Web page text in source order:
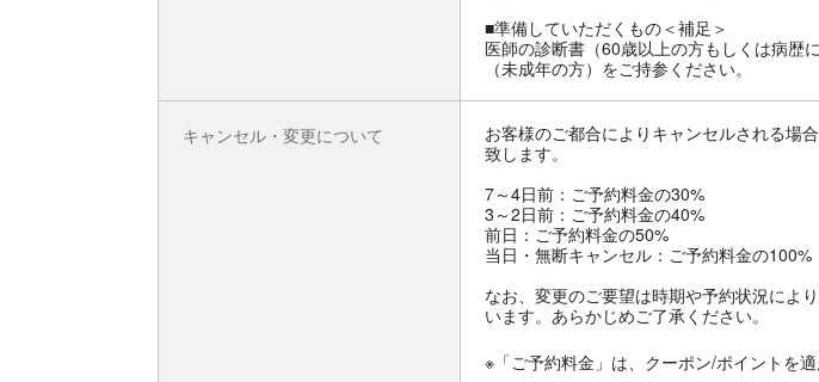
■準備していただくもの＜補足＞
医師の診断書（60歳以上の方もしくは病歴
（未成年の方）をご持参ください。
キャンセル・変更について
お客様のご都合によりキャンセルされる場
致します。
7～4日前：ご予約料金の30%
3～2日前：ご予約料金の40%
前日：ご予約料金の50%
当日・無断キャンセル：ご予約料金の100%
なお、変更のご要望は時期や予約状況によ
います。あらかじめご了承ください。
※「ご予約料金」は、クーポン/ポイントを適